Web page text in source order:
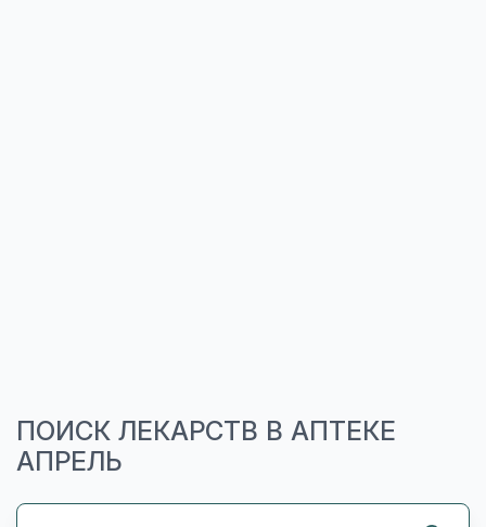
ПОИСК ЛЕКАРСТВ В АПТЕКЕ
АПРЕЛЬ